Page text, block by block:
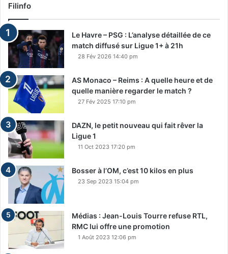
Filinfo
Le Havre – PSG : L’analyse détaillée de ce
match diffusé sur Ligue 1+ à 21h
28 Fév 2026 14:40 pm
AS Monaco – Reims : A quelle heure et de
quelle manière regarder le match ?
27 Fév 2025 17:10 pm
DAZN, le petit nouveau qui fait rêver la
Ligue 1
11 Oct 2023 17:20 pm
Bosser à l’OM, c’est 10 kilos en plus
23 Sep 2023 15:04 pm
Médias : Jean-Louis Tourre refuse RTL,
RMC lui offre une promotion
1 Août 2023 12:06 pm